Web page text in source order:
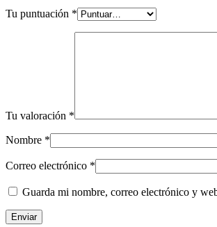
Tu puntuación *
Tu valoración *
Nombre *
Correo electrónico *
Guarda mi nombre, correo electrónico y